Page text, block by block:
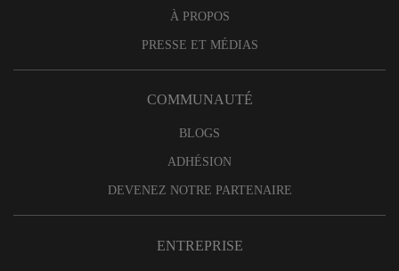
À PROPOS
PRESSE ET MÉDIAS
COMMUNAUTÉ
BLOGS
ADHÉSION
DEVENEZ NOTRE PARTENAIRE
ENTREPRISE